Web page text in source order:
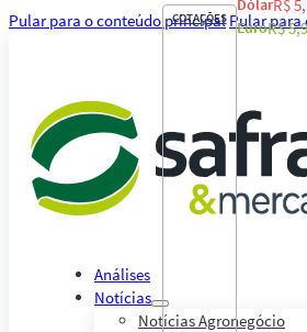
Pular para o conteúdo principal Pular para
Análises
Notícias
Notícias Agronegócio
COTAÇÕES
DólarR$
EuroR$